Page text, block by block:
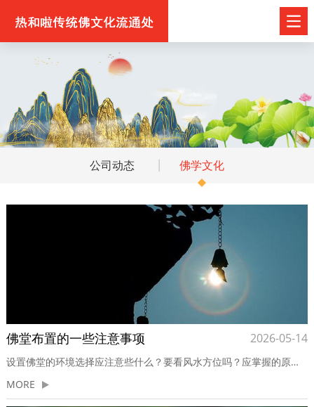
公司动态 佛学文化
佛堂布置的一些注意事项 2026-05-14
设置佛堂的环境选择应注意些什么？要看风水方位吗？应掌握的原则为何？设立佛堂时，宜选择整洁清新、空气流动、光线充足、安静不吵闹的地方为原则。不须特别选择吉日吉时，也不必看地理方位，只要心存诚敬，便“日日是好日，时时是好时”。一、空间一般来说，若空间配置上许可，佛像可以朝向大门。如果是与...
MORE